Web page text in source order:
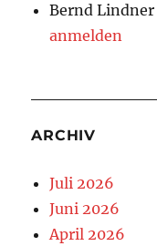
Bernd Lindner
anmelden
ARCHIV
Juli 2026
Juni 2026
April 2026